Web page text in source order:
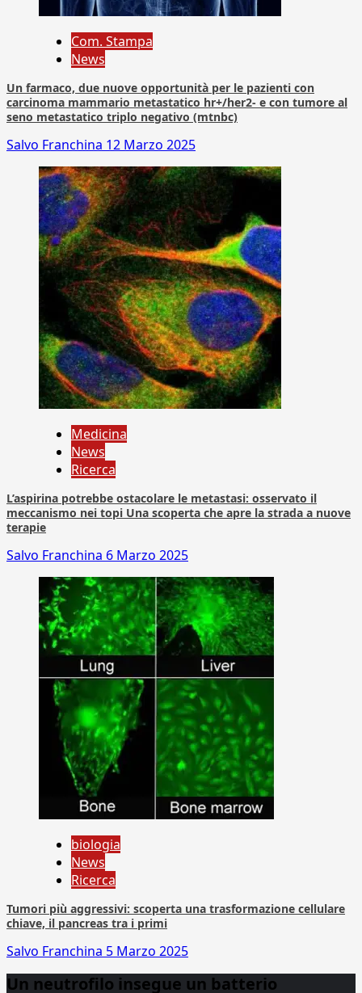
Com. Stampa
News
Un farmaco, due nuove opportunità per le pazienti con
carcinoma mammario metastatico hr+/her2- e con tumore al
seno metastatico triplo negativo (mtnbc)
Salvo Franchina 12 Marzo 2025
Medicina
News
Ricerca
L’aspirina potrebbe ostacolare le metastasi: osservato il
meccanismo nei topi Una scoperta che apre la strada a nuove
terapie
Salvo Franchina 6 Marzo 2025
biologia
News
Ricerca
Tumori più aggressivi: scoperta una trasformazione cellulare
chiave, il pancreas tra i primi
Salvo Franchina 5 Marzo 2025
Un neutrofilo insegue un batterio